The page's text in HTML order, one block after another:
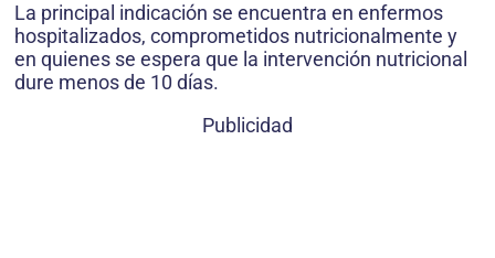
La principal indicación se encuentra en enfermos
hospitalizados, comprometidos nutricionalmente y
en quienes se espera que la intervención nutricional
dure menos de 10 días.
Publicidad